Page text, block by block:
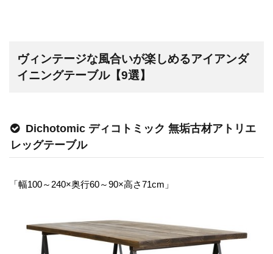
ヴィンテージな風合いが楽しめるアイアンダ
イニングテーブル【9選】
Dichotomic ディコトミック 無垢古材アトリエ
レッグテーブル
「幅100～240×奥行60～90×高さ71cm」